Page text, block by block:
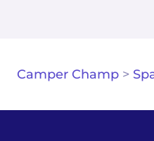
Camper Champ >